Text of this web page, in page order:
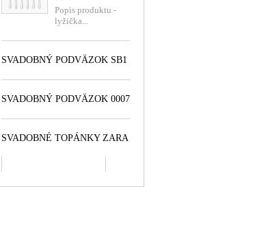
Popis produktu -
lyžička...
SVADOBNÝ PODVÄZOK SB1
SVADOBNÝ PODVÄZOK 0007
SVADOBNÉ TOPÁNKY ZARA